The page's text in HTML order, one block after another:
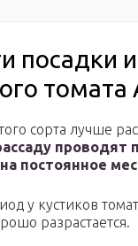
посадки
томата
сорта лучше
постоянное
у кустиков
разрастается.